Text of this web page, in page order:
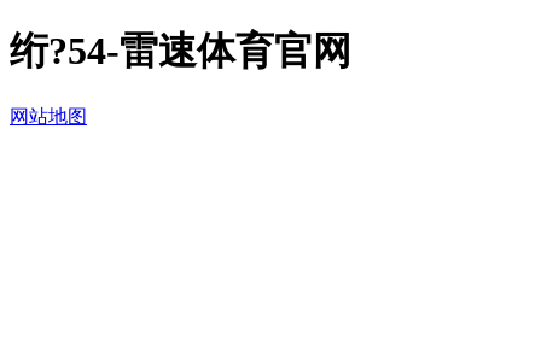
绗?54-雷速体育官网
网站地图